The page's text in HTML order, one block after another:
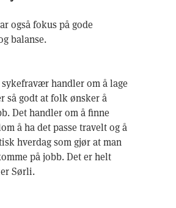
også fokus på gode
balanse.
handler om å lage
så godt at folk ønsker å
Det handler om å finne
å ha det passe travelt og å
hverdag som gjør at man
på jobb. Det er helt
Sørli.